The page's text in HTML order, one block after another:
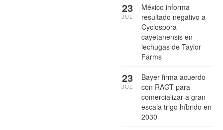
México informa
resultado negativo a
Cyclospora
cayetanensis en
lechugas de Taylor
Farms
23
JUL
Bayer firma acuerdo
con RAGT para
comercializar a gran
escala trigo híbrido en
2030
23
JUL